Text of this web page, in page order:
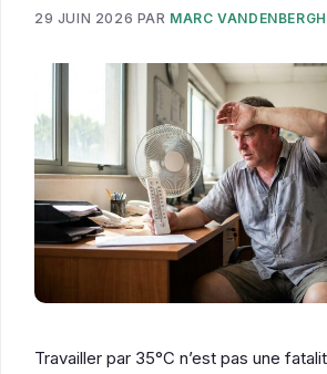
29 JUIN 2026 PAR MARC
Travailler par 35°C n’est pas une